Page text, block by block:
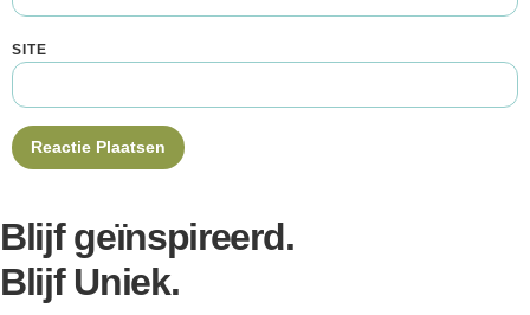
SITE
Blijf geïnspireerd.
Blijf Uniek.